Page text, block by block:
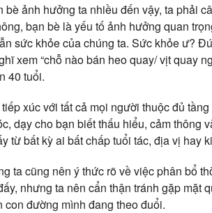
bè ảnh hưởng ta nhiều đến vậy, ta phải
bạn bè là yếu tố ảnh hưởng quan
sức khỏe của chúng ta. Sức khỏe ư?
xem “chỗ nào bán heo quay/ vịt quay
40 tuổi.
xúc với tất cả mọi người thuộc đủ
dạy cho bạn biết thấu hiểu, cảm thông
từ bất kỳ ai bất chấp tuổi tác, địa vị hay
ta cũng nên ý thức rõ về việc phân bổ
nhưng ta nên cẩn thận tránh gặp
con đường mình đang theo đuổi.